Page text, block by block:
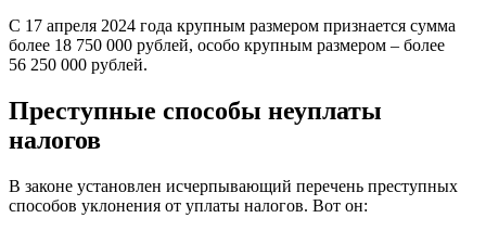
С 17 апреля 2024 года крупным размером признается сумма
более 18 750 000 рублей, особо крупным размером – более
56 250 000 рублей.
Преступные способы неуплаты
налогов
В законе установлен исчерпывающий перечень преступных
способов уклонения от уплаты налогов. Вот он: